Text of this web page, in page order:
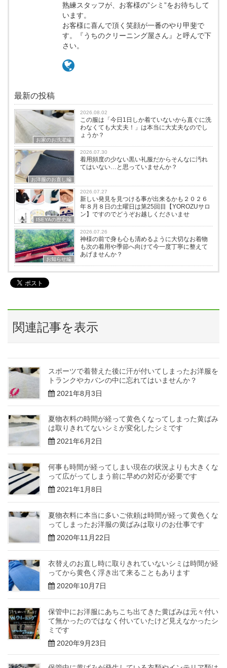
熟練スタッフが、お客様の”シミ”をお待ちして
います。
お客様に喜んで頂く笑顔が一番のやり甲斐で
す。『うちのクリーニング屋さん』と呼んで下
さい。
最新の投稿
お家のお洗濯編
2026.08.02
この服は「今日1日しか着ていないから直ぐに洗
わなくても大丈夫！」は本当に大丈夫なのでし
ょうか？
お洋服のお直し編
2026.07.30
着用頻度の少ない黒い礼服だからそんなに汚れ
てはいない…と思っていませんか？
ISEYAの歴史編
2026.07.27
新しい発見を見つける事が出来るかも２０２６
年８月８日の土曜日は第25回目【YOROZUサロ
ン】ですのでどうぞお越しくださいませ
お知らせ編
2026.07.26
神様の前で身も心も清めるように大切なお着物
も次の着用や季節へ向けて今一度丁寧に整えて
あげませんか？
関連記事を表示
スポーツで着替えた後に汗が付いてしまったお洋服を
トランクやカバンの中に忘れてはいませんか？
2021年8月3日
夏物衣料の時間が経って黄色くなってしまった黄ばみ
は取りきれてないシミが変化したシミです
2021年6月2日
何事も時間が経ってしまい現在の状況よりも大きくな
って広がってしまう前に早めの対応が必要です
2021年1月8日
夏物衣料に本当に多いご依頼は時間が経って黄色くな
ってしまったお洋服の黄ばみは取りのお仕事です
2020年11月22日
衣替えのお直し時に取りきれていないシミは時間が経
ってから黄色く浮き出て来ることもあります
2020年10月7日
保管中にお洋服にあちこち出てきた黄ばみは元々付い
て無かったのではなく付いていたけど見えなかったシ
ミです
2020年9月23日